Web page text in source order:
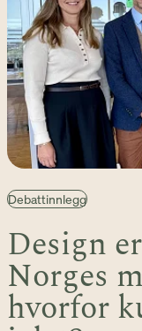
Debattinnlegg
Design
Norges
hvorfor